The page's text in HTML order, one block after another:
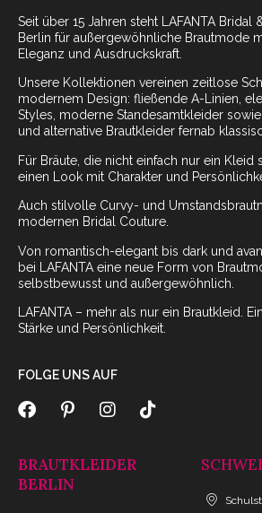
Seit über 15 Jahren steht LAFANTA Bridal
Berlin für außergewöhnliche Brautmode
Eleganz und Ausdruckskraft.
Unsere Kollektionen vereinen zeitlose
modernem Design: fließende A-Linien,
Styles, moderne Standesamtkleider
und alternative Brautkleider fernab
Für Bräute, die nicht einfach nur ein Kleid
einen Look mit Charakter und
Auch stilvolle Curvy- und
modernen Bridal Couture.
Von romantisch-elegant bis dark und
bei LAFANTA eine neue Form von
selbstbewusst und außergewöhnlich.
LAFANTA – mehr als nur ein Brautkleid.
Stärke und Persönlichkeit.
FOLGE UNS AUF
BRAUTKLEIDER
BERLIN